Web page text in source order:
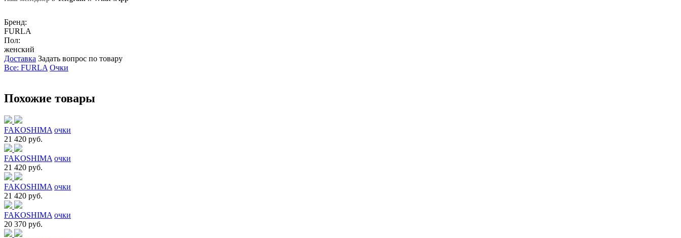
Бренд:
FURLA
Пол:
женский
Доставка Задать вопрос по товару
Все: FURLA Очки
Похожие товары
FAKOSHIMA очки
21 420 руб.
FAKOSHIMA очки
21 420 руб.
FAKOSHIMA очки
21 420 руб.
FAKOSHIMA очки
20 370 руб.